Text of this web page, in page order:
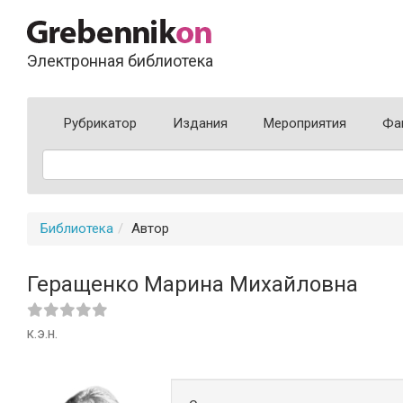
Электронная библиотека
Рубрикатор Издания Мероприятия
Библиотека Автор
Геращенко Марина Михайловна
к.э.н.